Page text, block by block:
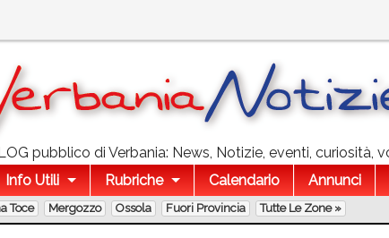
pubblico di Verbania: News, Notizie, eventi, curiosità,
Info Utili Rubriche Calendario Annunci
Toce Mergozzo Ossola Fuori Provincia Tutte Le Zone »